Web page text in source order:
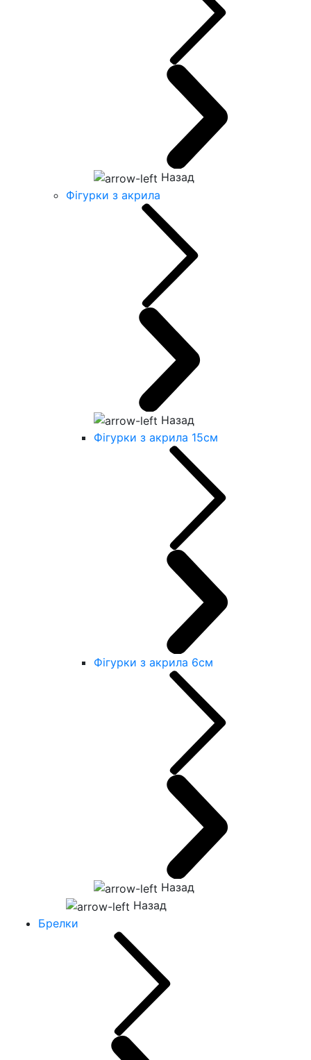
Назад
Фігурки з акрила
Назад
Фігурки з акрила 15см
Фігурки з акрила 6см
Назад
Назад
Брелки